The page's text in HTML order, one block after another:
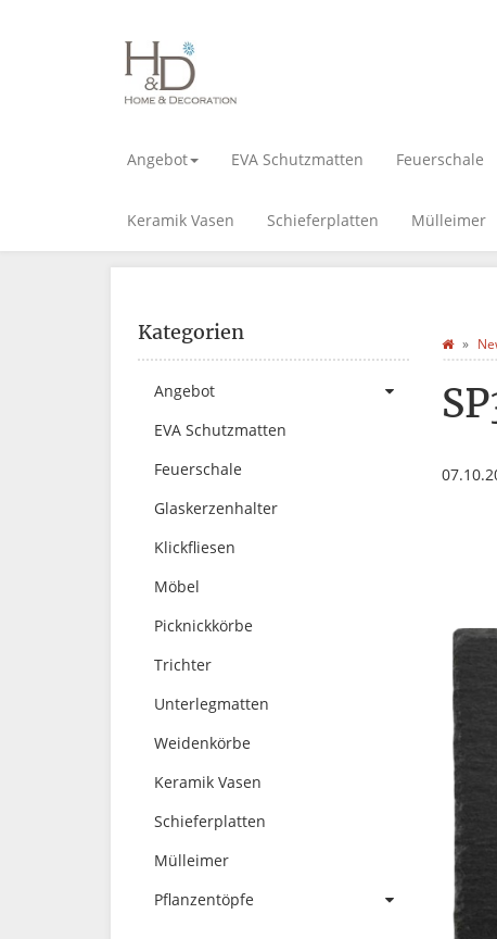
Angebot EVA Schutzmatten Feuerschale
Keramik Vasen Schieferplatten Mülleimer
Kategorien
Angebot
EVA Schutzmatten
Feuerschale
Glaskerzenhalter
Klickfliesen
Möbel
Picknickkörbe
Trichter
Unterlegmatten
Weidenkörbe
Keramik Vasen
Schieferplatten
Mülleimer
Pflanzentöpfe